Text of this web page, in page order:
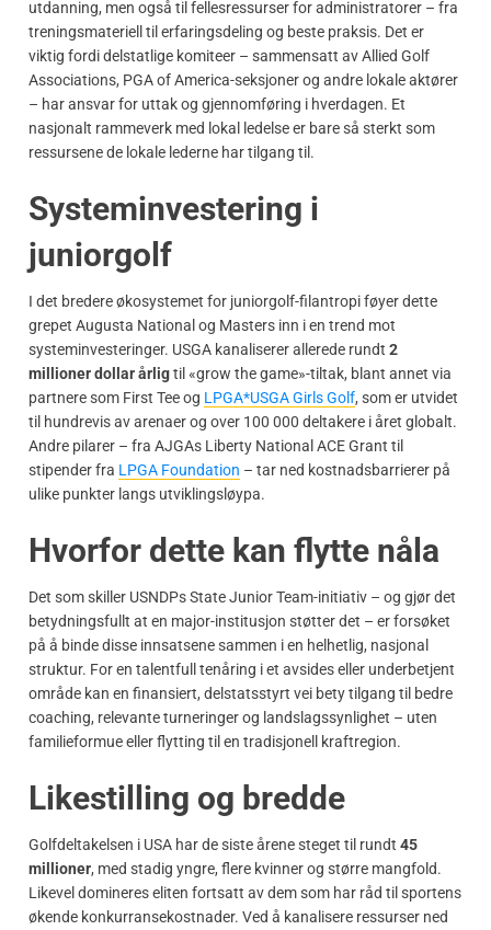
utdanning, men også til fellesressurser for administratorer – fra
treningsmateriell til erfaringsdeling og beste praksis. Det er
viktig fordi delstatlige komiteer – sammensatt av Allied Golf
Associations, PGA of America-seksjoner og andre lokale aktører
– har ansvar for uttak og gjennomføring i hverdagen. Et
nasjonalt rammeverk med lokal ledelse er bare så sterkt som
ressursene de lokale lederne har tilgang til.
Systeminvestering i
juniorgolf
I det bredere økosystemet for juniorgolf-filantropi føyer dette
grepet Augusta National og Masters inn i en trend mot
systeminvesteringer. USGA kanaliserer allerede rundt 2
millioner dollar årligtil «grow the game»-tiltak, blant annet via
partnere som First Tee og LPGA*USGA Girls Golf, som er utvidet
til hundrevis av arenaer og over 100 000 deltakere i året globalt.
Andre pilarer – fra AJGAs Liberty National ACE Grant til
stipender fra LPGA Foundation – tar ned kostnadsbarrierer på
ulike punkter langs utviklingsløypa.
Hvorfor dette kan flytte nåla
Det som skiller USNDPs State Junior Team-initiativ – og gjør det
betydningsfullt at en major-institusjon støtter det – er forsøket
på å binde disse innsatsene sammen i en helhetlig, nasjonal
struktur. For en talentfull tenåring i et avsides eller underbetjent
område kan en finansiert, delstatsstyrt vei bety tilgang til bedre
coaching, relevante turneringer og landslagssynlighet – uten
familieformue eller flytting til en tradisjonell kraftregion.
Likestilling og bredde
Golfdeltakelsen i USA har de siste årene steget til rundt 45
millioner, med stadig yngre, flere kvinner og større mangfold.
Likevel domineres eliten fortsatt av dem som har råd til sportens
økende konkurransekostnader. Ved å kanalisere ressurser ned